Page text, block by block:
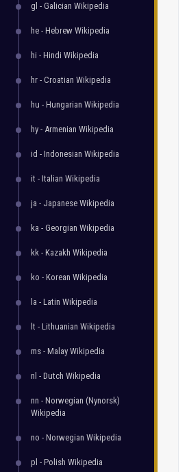
gl - Galician Wikipedia
he - Hebrew Wikipedia
hi - Hindi Wikipedia
hr - Croatian Wikipedia
hu - Hungarian Wikipedia
hy - Armenian Wikipedia
id - Indonesian Wikipedia
it - Italian Wikipedia
ja - Japanese Wikipedia
ka - Georgian Wikipedia
kk - Kazakh Wikipedia
ko - Korean Wikipedia
la - Latin Wikipedia
lt - Lithuanian Wikipedia
ms - Malay Wikipedia
nl - Dutch Wikipedia
nn - Norwegian (Nynorsk)
Wikipedia
no - Norwegian Wikipedia
pl - Polish Wikipedia